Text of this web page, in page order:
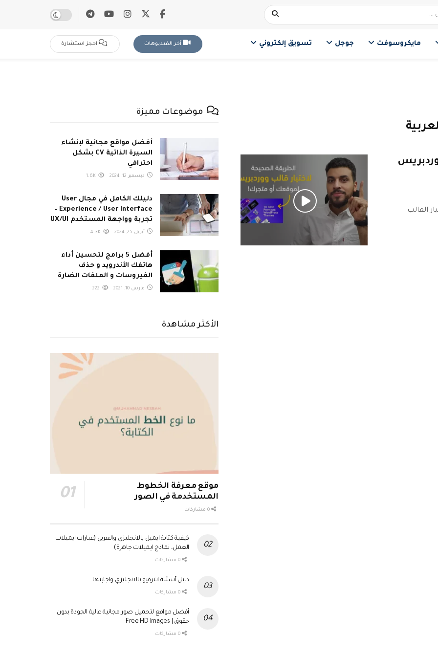
مايكروسوفت جوجل تسويق إلكتروني آخر الفيديوهات احجز استشارة
القالب
موضوعات مميزة
أفضل مواقع مجانية لإنشاء
السيرة الذاتية CV بشكل
احترافي
ديسمبر 12, 2024
دليلك الكامل في مجال User
Experience / User Interface –
تجربة وواجهة المستخدم UX/UI
أبريل 25, 2024
أفضل 5 برامج لتحسين أداء
هاتفك الأندرويد و حذف
الفيروسات و الملفات الضارة
مارس 10, 2021
الأكثر مشاهدة
موقع معرفة الخطوط
المستخدمة في الصور
كيفية كتابة ايميل بالانجليزي والعربي (عبارات ايميلات
العمل، نماذج ايميلات جاهزة)
دليل أسئلة انترفيو بالانجليزي واجابتها
أفضل مواقع لتحميل صور مجانية عالية الجودة بدون
حقوق | Free HD Images